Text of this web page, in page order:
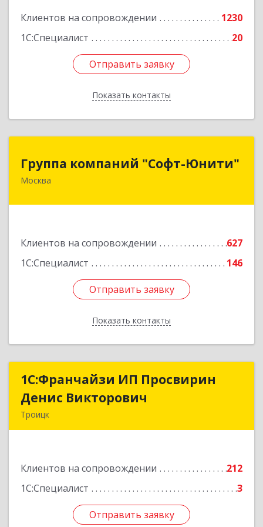
Клиентов на сопровождении
1230
1С:Специалист
20
Отправить заявку
Показать контакты
Отправить заявку
Назад
Группа компаний "Софт-Юнити"
Москва
Клиентов на сопровождении
627
1С:Специалист
146
Отправить заявку
Показать контакты
Группа компаний "Софт-Юнити"
119334, Москва г, вн.тер.г. муниципальный
Подробнее
Отправить заявку
Назад
1C:Франчайзи ИП Просвирин
Денис Викторович
Троицк
Клиентов на сопровождении
212
1С:Специалист
3
Отправить заявку
1C:Франчайзи ИП Просвирин
Денис Викторович
Подробнее
Отправить заявку